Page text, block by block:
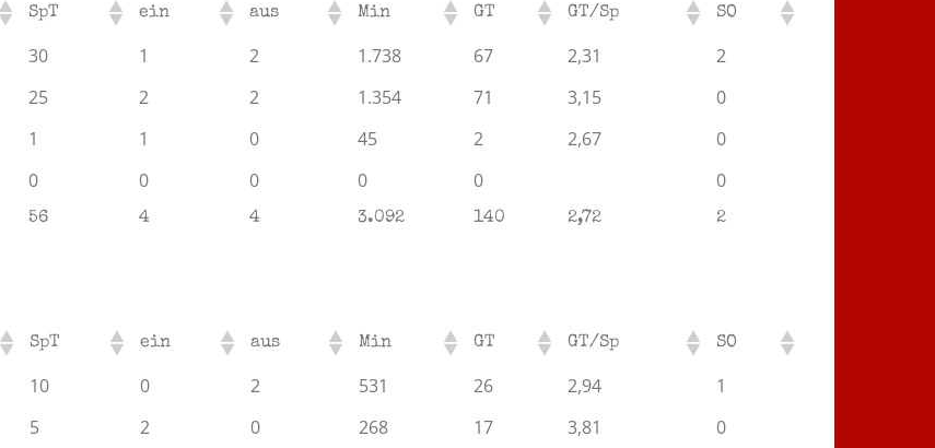
SpT ein aus Min GT GT/Sp SO
30 1 2 1.738 67 2,31
2
25 2 2 1.354 71 3,15
0
1 1 0 45 2 2,67
0
0 0 0 0 0 0
56 4 4 3.092 140 2,72 2
SpT ein aus Min GT GT/Sp SO
10 0 2 531 26 2,94
1
5 2 0 268 17 3,81 0